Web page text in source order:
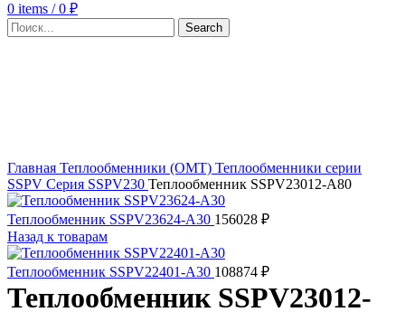
0 items / 0 ₽
Search
Главная Теплообменники (OMT) Теплообменники серии
SSPV Серия SSPV230 Теплообменник SSPV23012-A80
Теплообменник SSPV23624-A30 156028 ₽
Назад к товарам
Теплообменник SSPV22401-A30 108874 ₽
Теплообменник SSPV23012-